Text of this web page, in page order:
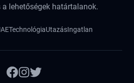
lehetőségek határtalanok.
TechnológiaUtazásIngatlan